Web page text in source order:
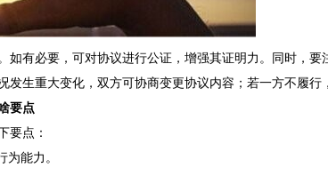
如有必要，可对协议进行公证，增强其证明力。同时，
发生重大变化，双方可协商变更协议内容；若一方不履行
要点
要点：
能力。